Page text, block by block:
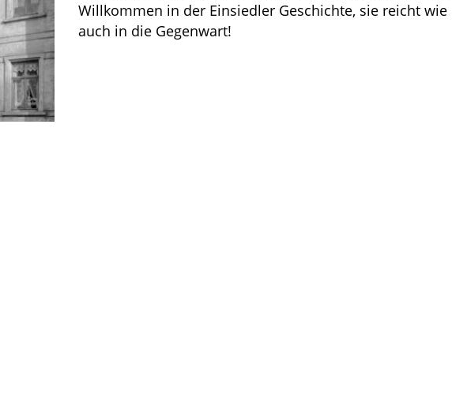
Willkommen in der Einsiedler Geschichte, sie reicht wie
auch in die Gegenwart!